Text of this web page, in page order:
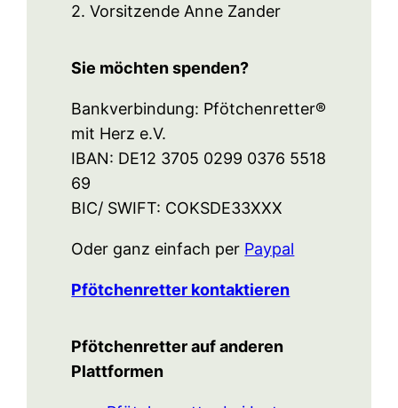
2. Vorsitzende Anne Zander
Sie möchten spenden?
Bankverbindung: Pfötchenretter®
mit Herz e.V.
IBAN: DE12 3705 0299 0376 5518
69
BIC/ SWIFT: COKSDE33XXX
Oder ganz einfach per Paypal
Pfötchenretter kontaktieren
Pfötchenretter auf anderen
Plattformen